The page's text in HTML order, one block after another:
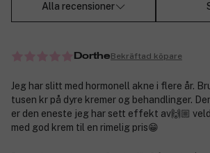
Alla recensioner
DortheBekräftad köpare
Jeg har slitt med hormonell akne i flere år.
tusen kr på dyre kremer og behandlinger.
er den eneste jeg har sett effekt av🙌🏼
med god krem til en rimelig pris😁